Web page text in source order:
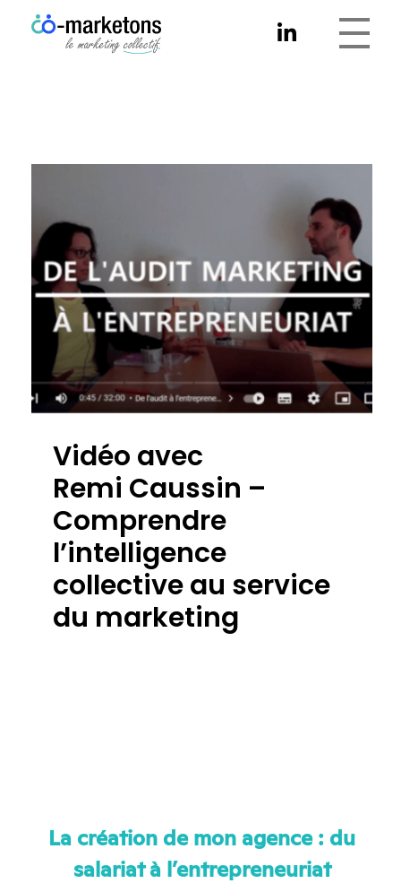
Vidéo avec
Remi Caussin –
Comprendre
l’intelligence
collective au service
du marketing
La création de mon agence : du
salariat à l’entrepreneuriat